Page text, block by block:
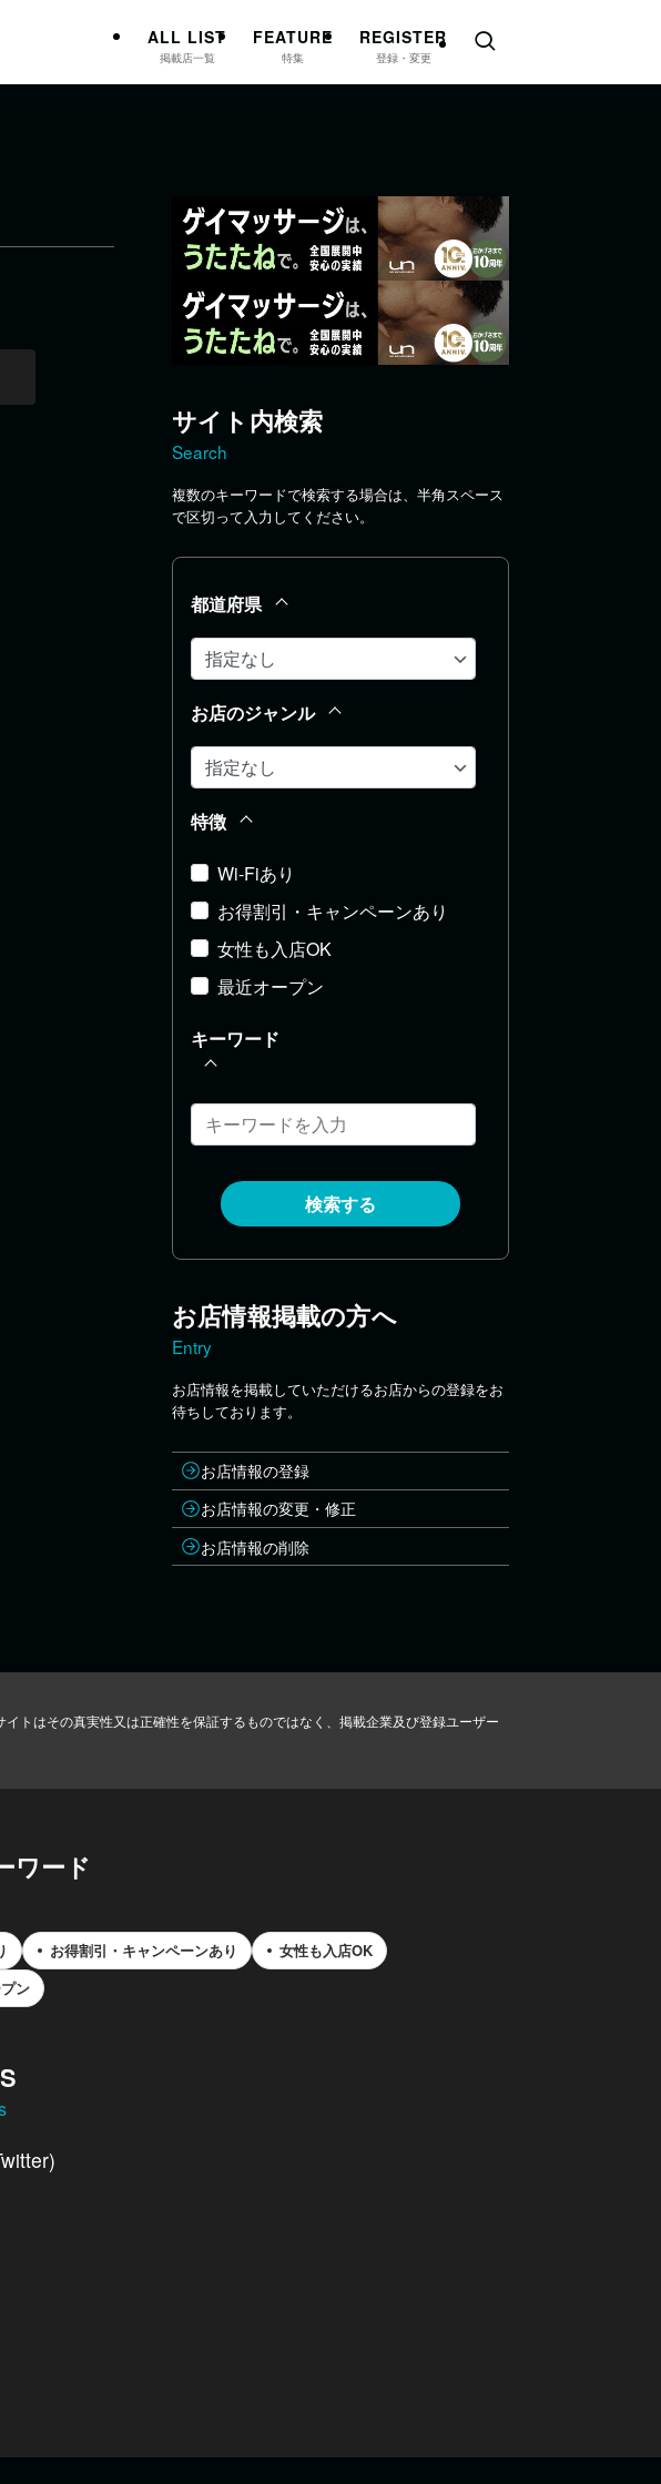
ALL LIST
掲載店一覧
FEATURE
特集
REGISTER
登録・変更
サイト内検索
Search
複数のキーワードで検索する場合は、半角スペース
で区切って入力してください。
都道府県
お店のジャンル
特徴
Wi-Fiあり
お得割引・キャンペーンあり
女性も入店OK
最近オープン
キーワード
検索する
お店情報掲載の方へ
Entry
お店情報を掲載していただけるお店からの登録をお
待ちしております。
お店情報の登録
お店情報の変更・修正
お店情報の削除
トはその真実性又は正確性を保証するものではなく、掲載企業及び登録ユーザー
ワード
お得割引・キャンペーンあり
女性も入店OK
ン